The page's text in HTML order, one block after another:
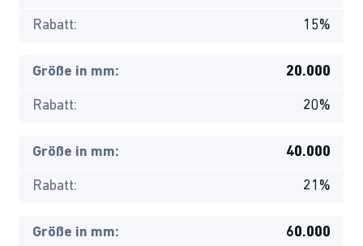
Rabatt: 15%
Größe in mm: 20.000
Rabatt: 20%
Größe in mm: 40.000
Rabatt: 21%
Größe in mm: 60.000